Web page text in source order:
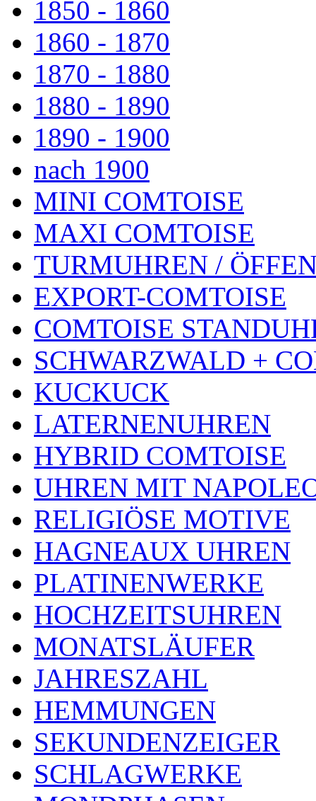
1850 - 1860
1860 - 1870
1870 - 1880
1880 - 1890
1890 - 1900
nach 1900
MINI COMTOISE
MAXI COMTOISE
TURMUHREN /
EXPORT-COMTOISE
COMTOISE
SCHWARZWALD +
KUCKUCK
LATERNENUHREN
HYBRID COMTOISE
UHREN MIT
RELIGIÖSE MOTIVE
HAGNEAUX UHREN
PLATINENWERKE
HOCHZEITSUHREN
MONATSLÄUFER
JAHRESZAHL
HEMMUNGEN
SEKUNDENZEIGER
SCHLAGWERKE